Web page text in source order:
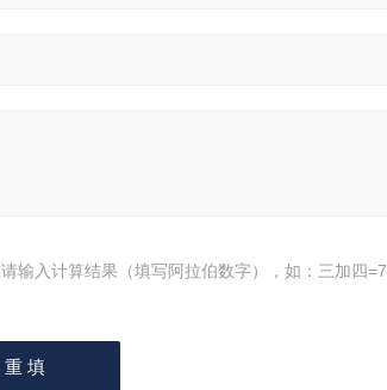
请输入计算结果（填写阿拉伯数字），如：三加四=7